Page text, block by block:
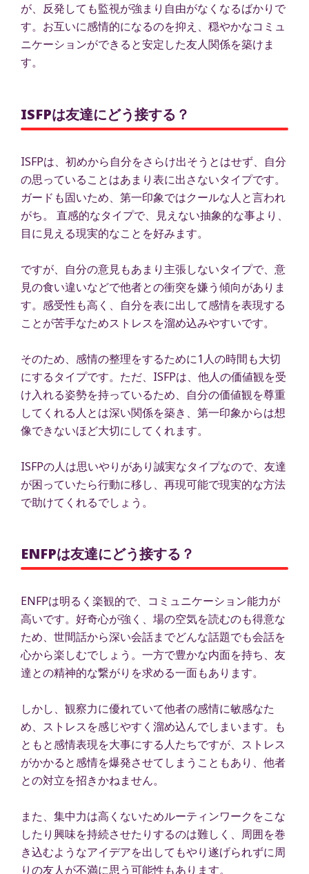
が、反発しても監視が強まり自由がなくなるばかりで
す。お互いに感情的になるのを抑え、穏やかなコミュ
ニケーションができると安定した友人関係を築けま
す。
ISFPは友達にどう接する？
ISFPは、初めから自分をさらけ出そうとはせず、自分
の思っていることはあまり表に出さないタイプです。
ガードも固いため、第一印象ではクールな人と言われ
がち。 直感的なタイプで、見えない抽象的な事より、
目に見える現実的なことを好みます。
ですが、自分の意見もあまり主張しないタイプで、意
見の食い違いなどで他者との衝突を嫌う傾向がありま
す。感受性も高く、自分を表に出して感情を表現する
ことが苦手なためストレスを溜め込みやすいです。
そのため、感情の整理をするために1人の時間も大切
にするタイプです。ただ、ISFPは、他人の価値観を受
け入れる姿勢を持っているため、自分の価値観を尊重
してくれる人とは深い関係を築き、第一印象からは想
像できないほど大切にしてくれます。
ISFPの人は思いやりがあり誠実なタイプなので、友達
が困っていたら行動に移し、再現可能で現実的な方法
で助けてくれるでしょう。
ENFPは友達にどう接する？
ENFPは明るく楽観的で、コミュニケーション能力が
高いです。好奇心が強く、場の空気を読むのも得意な
ため、世間話から深い会話までどんな話題でも会話を
心から楽しむでしょう。一方で豊かな内面を持ち、友
達との精神的な繋がりを求める一面もあります。
しかし、観察力に優れていて他者の感情に敏感なた
め、ストレスを感じやすく溜め込んでしまいます。も
ともと感情表現を大事にする人たちですが、ストレス
がかかると感情を爆発させてしまうこともあり、他者
との対立を招きかねません。
また、集中力は高くないためルーティンワークをこな
したり興味を持続させたりするのは難しく、周囲を巻
き込むようなアイデアを出してもやり遂げられずに周
りの友人が不満に思う可能性もあります。